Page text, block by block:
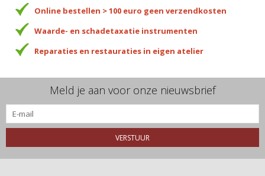
Online bestellen > 100 euro geen verzendkosten
Waarde- en schadetaxatie instrumenten
Reparaties en restauraties in eigen atelier
Meld je aan voor onze nieuwsbrief
VERSTUUR